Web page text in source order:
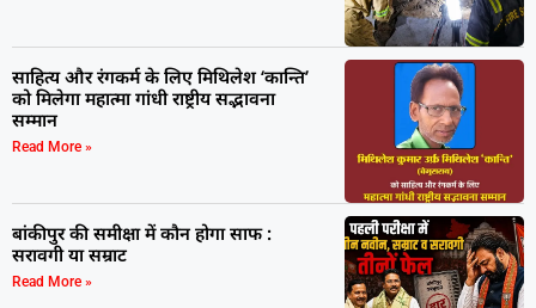
साहित्य और रंगकर्म के लिए मिथिलेश ‘कान्ति’
को मिलेगा महात्मा गांधी राष्ट्रीय सद्भावना
सम्मान
Read More »
बांकीपुर की समीक्षा में कौन होगा साफ :
सरावगी या सम्राट
Read More »